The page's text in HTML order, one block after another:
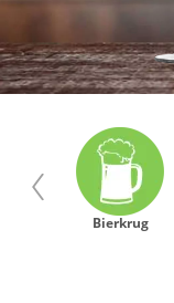
Bierkrug